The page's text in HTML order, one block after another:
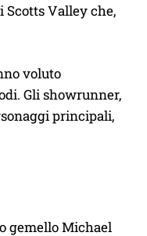
Scotts Valley che,
voluto
Gli showrunner,
principali,
gemello Michael